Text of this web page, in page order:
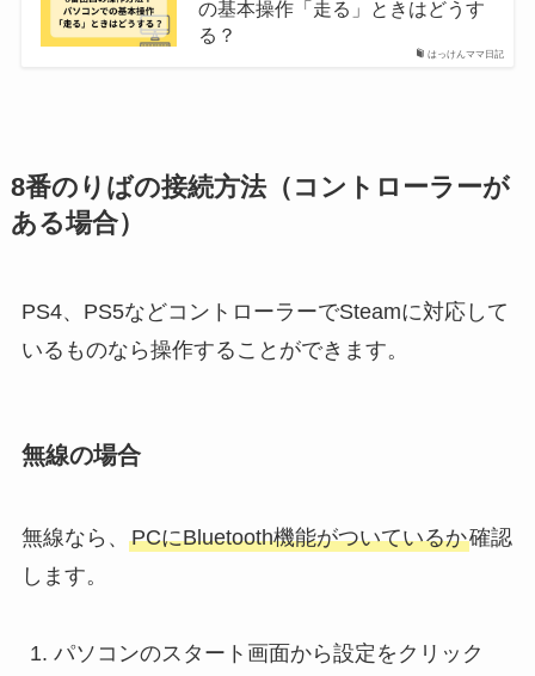
はっけんママ日記
の基本操作「走る」ときはどうす
る？
8番のりばの接続方法（コントローラーが
ある場合）
PS4、PS5などコントローラーでSteamに対応して
いるものなら操作することができます。
無線の場合
無線なら、 PCにBluetooth機能がついているか確認
します。
パソコンのスタート画面から設定をクリック